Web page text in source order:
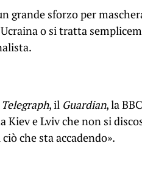
grande sforzo per
o si tratta
Telegraph, il Guardian, la
Kiev e Lviv che non si
che sta accadendo».